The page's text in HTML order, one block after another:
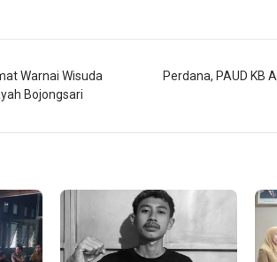
Warnai Wisuda
Bojongsari
Perdana, PAUD KB